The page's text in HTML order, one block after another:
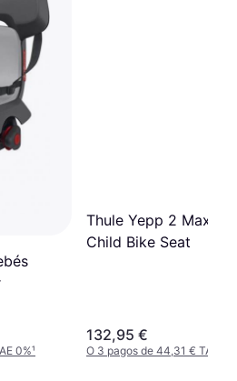
0%¹
Thule Yepp 2 Maxi
Child Bike Seat
132,95 €
O 3 pagos de 44,31 € TAE 0%